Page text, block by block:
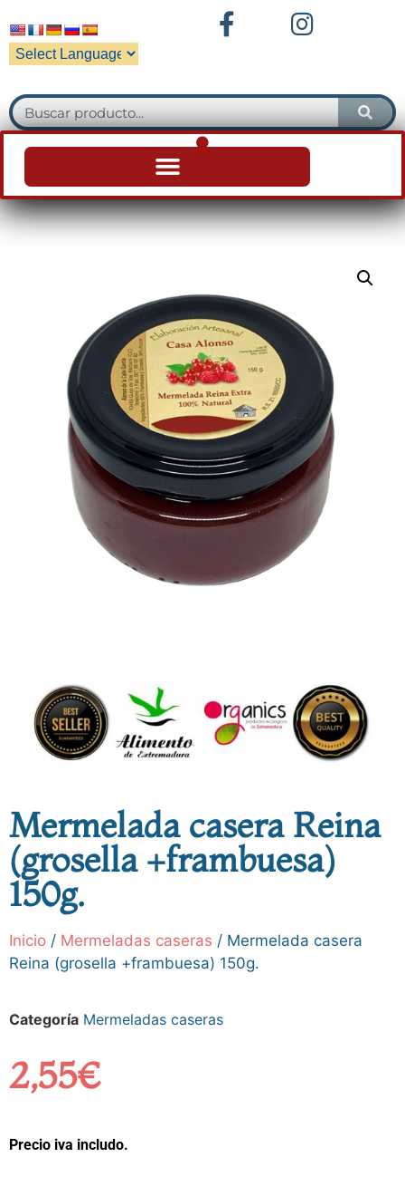
Mermelada casera Reina
(grosella +frambuesa)
150g.
Inicio / Mermeladas caseras / Mermelada casera
Reina (grosella +frambuesa) 150g.
Categoría Mermeladas caseras
2,55€
Precio iva includo.